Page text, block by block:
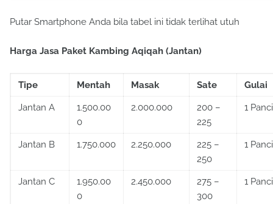
Putar Smartphone Anda bila tabel ini tidak terlihat utuh
Harga Jasa Paket Kambing Aqiqah (Jantan)
Tipe Mentah Masak Sate Gulai
Jantan A
1.500.00
0
2.000.000
200 –
225
1 Panci
Jantan B 1.750.000 2.250.000
225 –
250
1 Panci
Jantan C
1.950.00
0
2.450.000
275 –
300
1 Panci